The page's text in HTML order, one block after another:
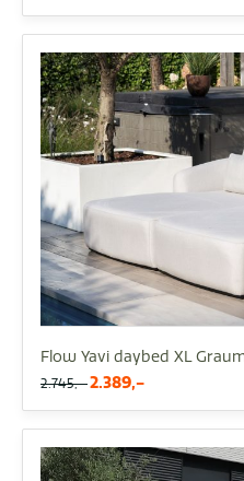
Flow Yavi daybed XL
2.745,- 2.389,-